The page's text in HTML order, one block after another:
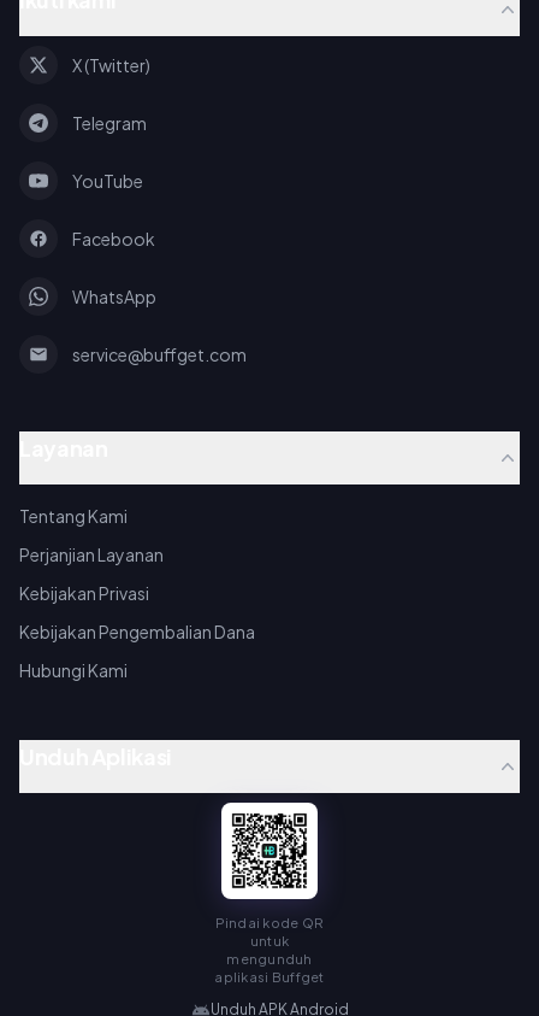
X (Twitter)
Telegram
YouTube
Facebook
WhatsApp
service@buffget.com
Tentang Kami
Perjanjian Layanan
Kebijakan Privasi
Kebijakan Pengembalian Dana
Hubungi Kami
Pindai kode QR
untuk
mengunduh
aplikasi Buffget
Unduh APK Android